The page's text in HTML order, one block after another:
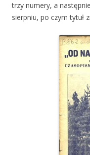
trzy numery, a
sierpniu, po czym tytuł